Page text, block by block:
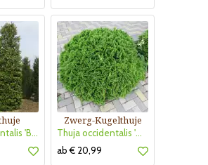
Thuja occidentalis 'Brabant'
Zwerg-Kugelthuje
Thuja occidentalis 'Danica'
ab € 20,99